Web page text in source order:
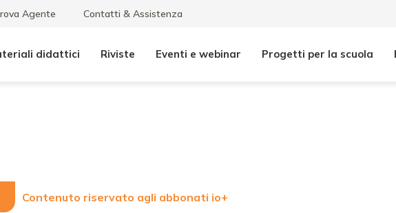
Agente Contatti & Assistenza
didattici Riviste Eventi e webinar Progetti per la scuola
Contenuto riservato agli abbonati io+